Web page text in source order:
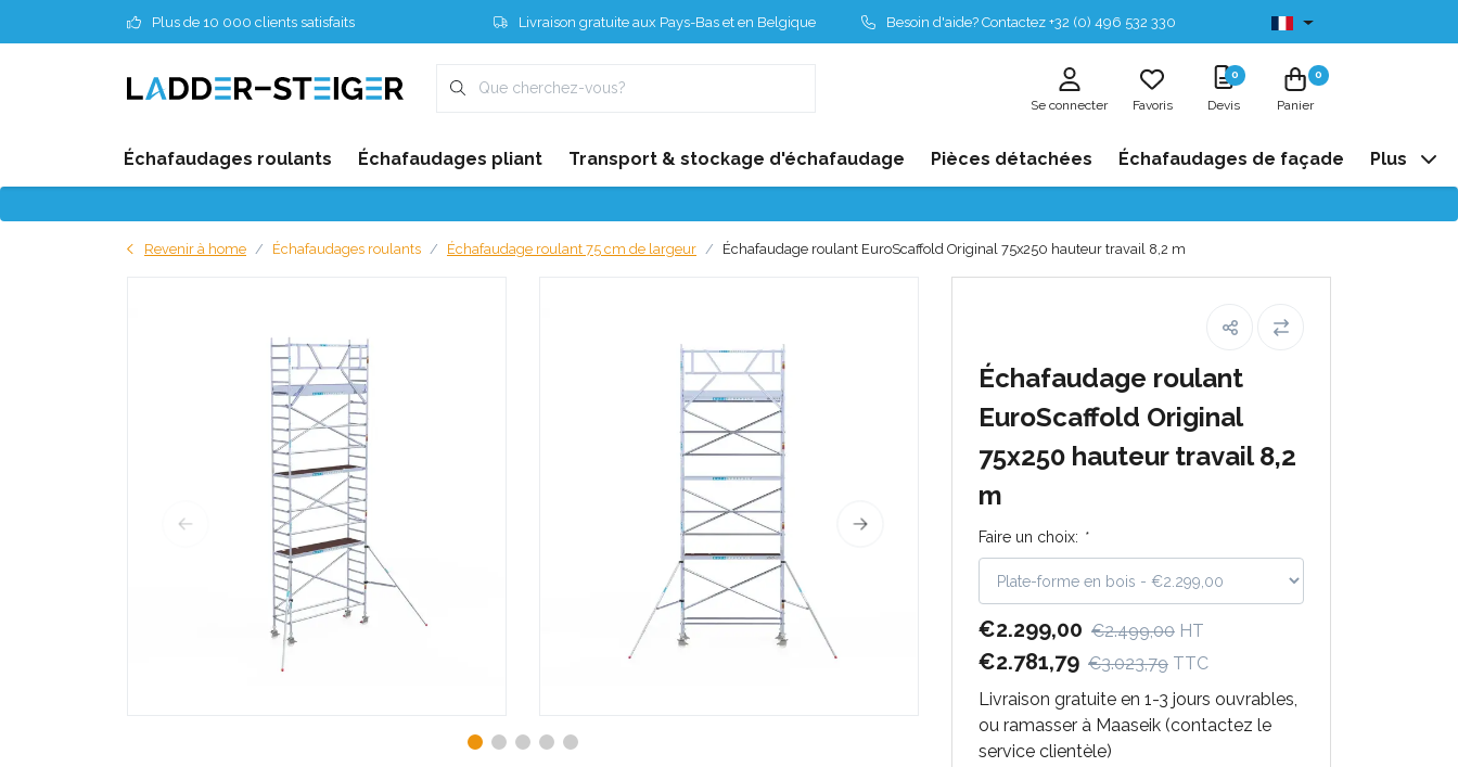
Plus de 10 000 clients satisfaits Livraison gratuite aux Pays-Bas et en Belgique Besoin d'aide? Contactez +32 (0) 496 532 330 Disponibles de stock
Se connecter Favoris
0
Devis
0
Panier
Échafaudages roulants Échafaudages pliant Transport & stockage d'échafaudage Pièces détachées Échafaudages de façade Plus
Revenir à home Échafaudages roulants Échafaudage roulant 75 cm de largeur Échafaudage roulant EuroScaffold Original 75x250 hauteur travail 8,2 m
Échafaudage roulant
EuroScaffold Original
75x250 hauteur travail 8,2
m
Faire un choix: *
€2.299,00 €2.499,00 HT
€2.781,79 €3.023,79 TTC
Livraison gratuite en 1-3 jours ouvrables,
ou ramasser à Maaseik (contactez le
service clientèle)